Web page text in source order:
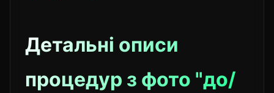
Детальні описи
процедур з фото "до/